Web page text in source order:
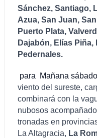
Sánchez, Santiago,
Azua, San Juan,
Puerto Plata,
Dajabón, Elías
Pedernales.
para Mañana
viento del sureste,
combinará con la
nubosos
tronadas en
La Altagracia, La